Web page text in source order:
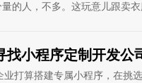
的人，不多。这玩意儿跟卖
找小程序定制开发公
打算搭建专属小程序，在挑